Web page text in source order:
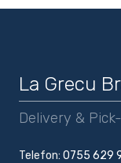
La Grecu
Delivery &
Telefon:0755 629